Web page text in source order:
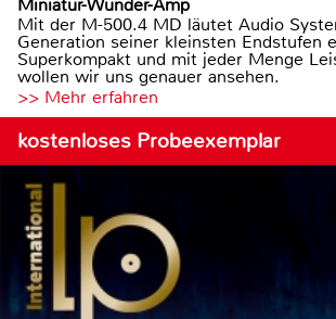
Miniatur-Wunder-Amp
Mit der M-500.4 MD läutet Audio
Generation seiner kleinsten Endstufen
Superkompakt und mit jeder Menge
wollen wir uns genauer ansehen.
>> Mehr erfahren
kostenloses Probeexemplar